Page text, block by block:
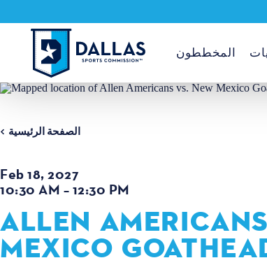
تخطي إلى المحتوى
المخططون
الصفحة الرئيسية
Feb 18, 2027
10:30 AM – 12:30 PM
ALLEN
MEXICO